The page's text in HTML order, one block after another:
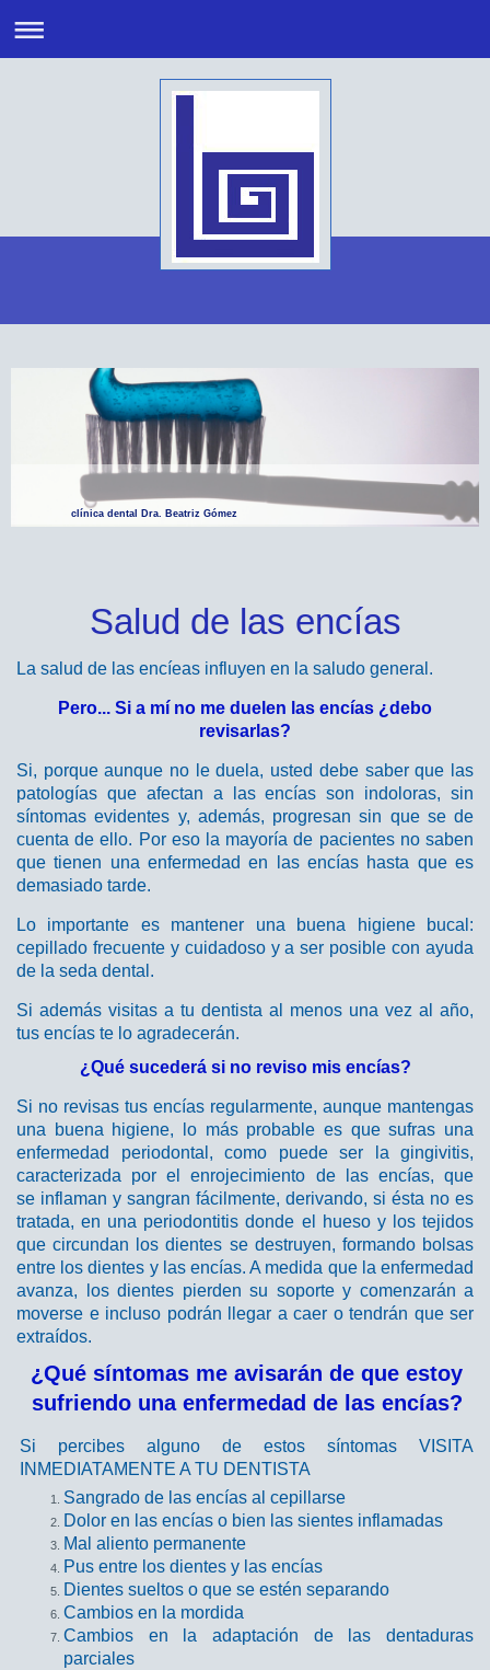
clínica dental Dra. Beatriz Gómez
Salud de las encías
La salud de las encíeas influyen en la saludo general.
Pero... Si a mí no me duelen las encías ¿debo
revisarlas?
Si, porque aunque no le duela, usted debe saber que las
patologías que afectan a las encías son indoloras, sin
síntomas evidentes y, además, progresan sin que se de
cuenta de ello. Por eso la mayoría de pacientes no saben
que tienen una enfermedad en las encías hasta que es
demasiado tarde.
Lo importante es mantener una buena higiene bucal:
cepillado frecuente y cuidadoso y a ser posible con ayuda
de la seda dental.
Si además visitas a tu dentista al menos una vez al año,
tus encías te lo agradecerán.
¿Qué sucederá si no reviso mis encías?
Si no revisas tus encías regularmente, aunque mantengas
una buena higiene, lo más probable es que sufras una
enfermedad periodontal, como puede ser la gingivitis,
caracterizada por el enrojecimiento de las encías, que
se inflaman y sangran fácilmente, derivando, si ésta no es
tratada, en una periodontitis donde el hueso y los tejidos
que circundan los dientes se destruyen, formando bolsas
entre los dientes y las encías. A medida que la enfermedad
avanza, los dientes pierden su soporte y comenzarán a
moverse e incluso podrán llegar a caer o tendrán que ser
extraídos.
¿Qué síntomas me avisarán de que estoy
sufriendo una enfermedad de las encías?
Si percibes alguno de estos síntomas VISITA
INMEDIATAMENTE A TU DENTISTA
Sangrado de las encías al cepillarse
Dolor en las encías o bien las sientes inflamadas
Mal aliento permanente
Pus entre los dientes y las encías
Dientes sueltos o que se estén separando
Cambios en la mordida
Cambios en la adaptación de las dentaduras
parciales